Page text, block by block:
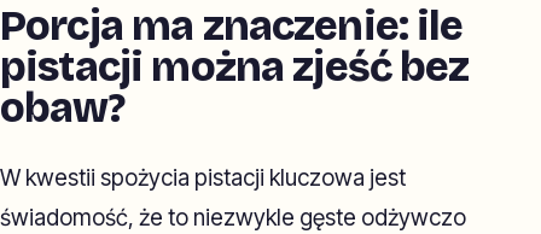
Porcja ma znaczenie: ile
pistacji można zjeść bez
obaw?
W kwestii spożycia pistacji kluczowa jest
świadomość, że to niezwykle gęste odżywczo